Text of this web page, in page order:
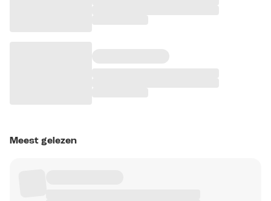
Meest gelezen